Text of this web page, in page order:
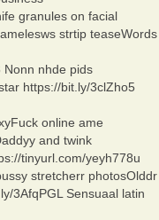
granules on facial
strtip teaseWords
Nonn nhde pids
https://bit.ly/3clZho5
online ame
and twink
tinyurl.com/yeyh778u
stretcherr photosOlddr
3AfqPGL Sensuaal latin